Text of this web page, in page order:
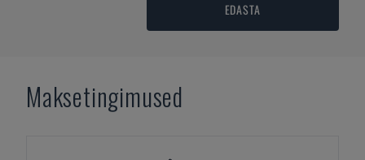
EDASTA
Maksetingimused